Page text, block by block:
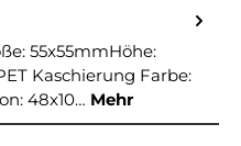
55x55mmHöhe:
Kaschierung Farbe:
48x10… Mehr